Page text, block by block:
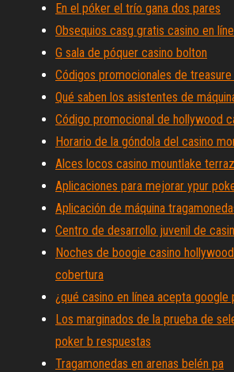
En el póker el trío gana dos pares
Obsequios casg gratis casino en
G sala de póquer casino bolton
Códigos promocionales de treasure
Qué saben los asistentes de
Código promocional de hollywood
Horario de la góndola del casino
Alces locos casino mountlake
Aplicaciones para mejorar ypur
Aplicación de máquina
Centro de desarrollo juvenil de
Noches de boogie casino
cobertura
¿qué casino en línea acepta google
Los marginados de la prueba de
poker b respuestas
Tragamonedas en arenas belén pa